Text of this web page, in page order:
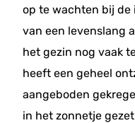
op te wachten bij de
van een levenslang
het gezin nog vaak
heeft een geheel
aangeboden
in het zonnetje